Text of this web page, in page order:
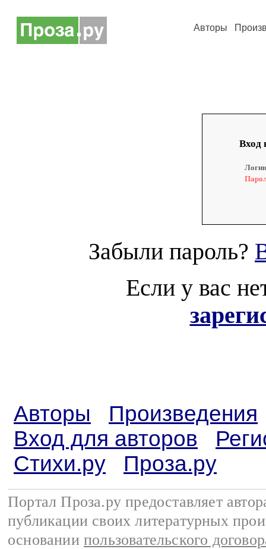
Авторы
Вход
Забыли пароль?
Если у вас
Авторы
Произведения
Вход для авторов
Стихи.ру
Проза.ру
Портал Проза.ру предоставляет
публикации своих литературных
основании пользовательского